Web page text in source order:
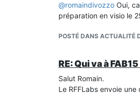
@romaindivozzo Oui,
préparation en visio le
POSTÉ DANS ACTUALITÉ
RE: Qui va à FAB15
Salut Romain.
Le RFFLabs envoie